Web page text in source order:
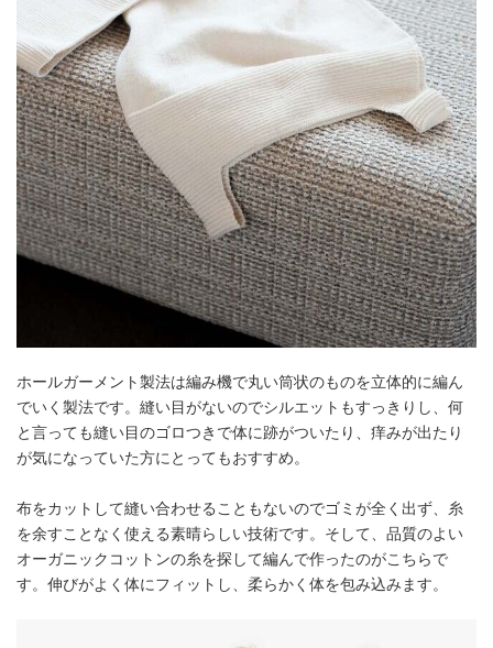
ホールガーメント製法は編み機で丸い筒状のものを立体的に編ん
でいく製法です。縫い目がないのでシルエットもすっきりし、何
と言っても縫い目のゴロつきで体に跡がついたり、痒みが出たり
が気になっていた方にとってもおすすめ。
布をカットして縫い合わせることもないのでゴミが全く出ず、糸
を余すことなく使える素晴らしい技術です。そして、品質のよい
オーガニックコットンの糸を探して編んで作ったのがこちらで
す。伸びがよく体にフィットし、柔らかく体を包み込みます。